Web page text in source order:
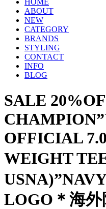
HOME
ABOUT
NEW
CATEGORY
BRANDS
STYLING
CONTACT
INFO
BLOG
SALE
OFFICIAL
WEIGHT
LOGO＊海